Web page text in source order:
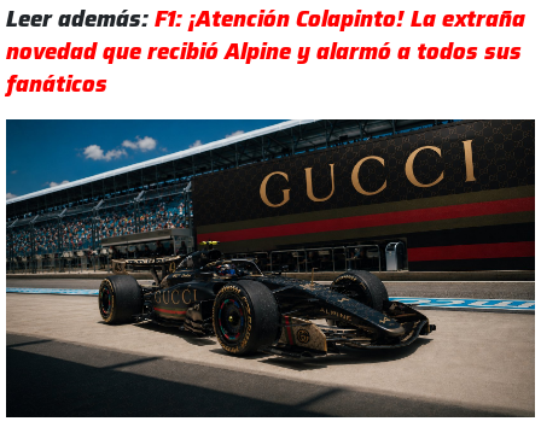
Leer además:F1: ¡Atención Colapinto! La extraña
novedad que recibió Alpine y alarmó a todos sus
fanáticos